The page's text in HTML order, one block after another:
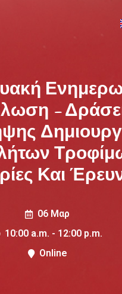
–
Και
06 Μαρ
10:00 a.m. - 12:00 p.m.
Online